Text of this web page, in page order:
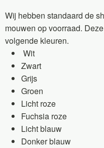
Wij hebben standaard de
mouwen op voorraad.
volgende kleuren.
Wit
Zwart
Grijs
Groen
Licht roze
Fuchsia roze
Licht blauw
Donker blauw